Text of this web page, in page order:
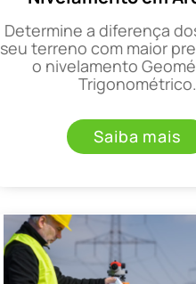
Determine a diferença
seu terreno com maior
o nivelamento
Trigonométrico.
Saiba mais